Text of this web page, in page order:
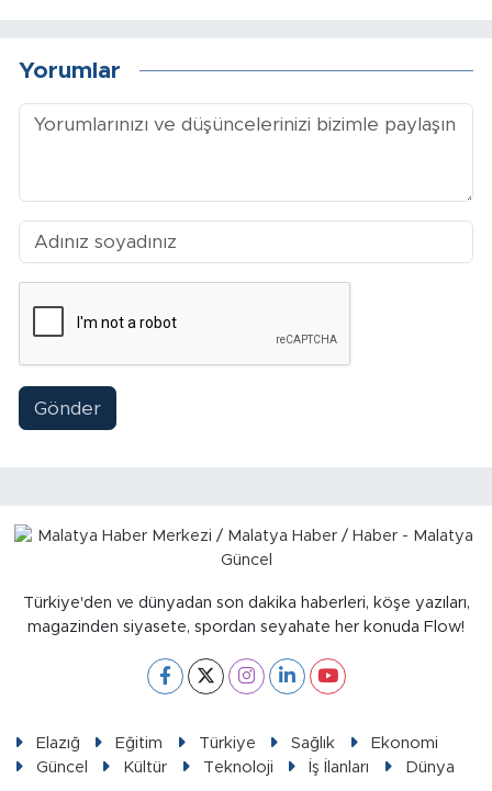
Yorumlar
Gönder
Türkiye'den ve dünyadan son dakika haberleri, köşe yazıları,
magazinden siyasete, spordan seyahate her konuda Flow!
Elazığ Eğitim Türkiye Sağlık
Ekonomi
Güncel
Kültür Teknoloji İş İlanları Dünya